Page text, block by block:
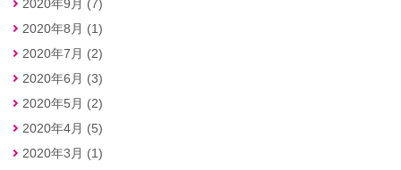
2020年9月 (7)
2020年8月 (1)
2020年7月 (2)
2020年6月 (3)
2020年5月 (2)
2020年4月 (5)
2020年3月 (1)